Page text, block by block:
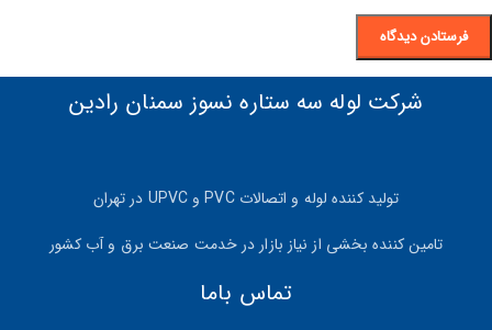
شرکت لوله سه ستاره نسوز سمنان رادین
تولید کننده لوله و اتصالات PVC و UPVC در تهران
تامین کننده بخشی از نیاز بازار در خدمت صنعت برق و آب کشور
تماس باما